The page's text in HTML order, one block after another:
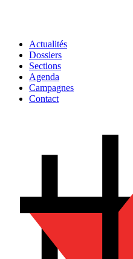
Actualités
Dossiers
Sections
Agenda
Campagnes
Contact